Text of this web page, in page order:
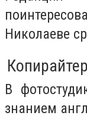
Николаеве
В
знанием